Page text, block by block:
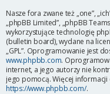
Nasze fora zwane też „one”,
„phpBB Limited”, „phpBB
wykorzystujące technologię
(bulletin board), wydane na
„GPL”. Oprogramowanie jest
www.phpbb.com.
internet, a jego autorzy nie
jego pomocą. Więcej
https://www.phpbb.com/.